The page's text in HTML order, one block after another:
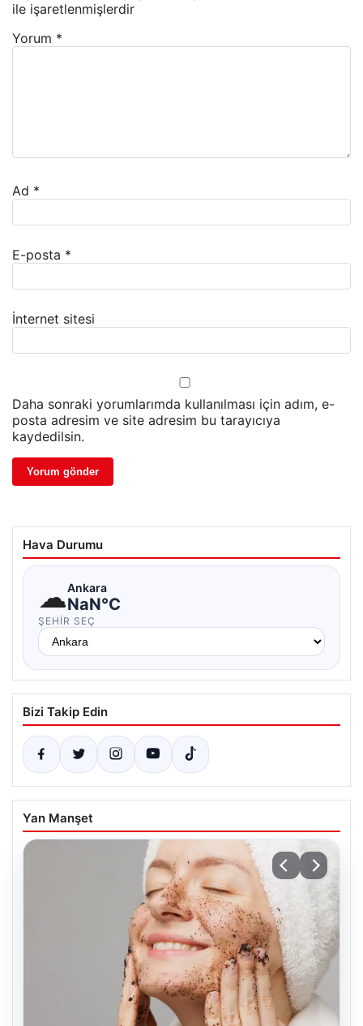
ile işaretlenmişlerdir
Yorum *
Ad *
E-posta *
İnternet sitesi
Daha sonraki yorumlarımda kullanılması için adım, e-
posta adresim ve site adresim bu tarayıcıya
kaydedilsin.
Hava Durumu
☁Ankara
NaN°C
ŞEHIR SEÇ
Bizi Takip Edin
Yan Manşet